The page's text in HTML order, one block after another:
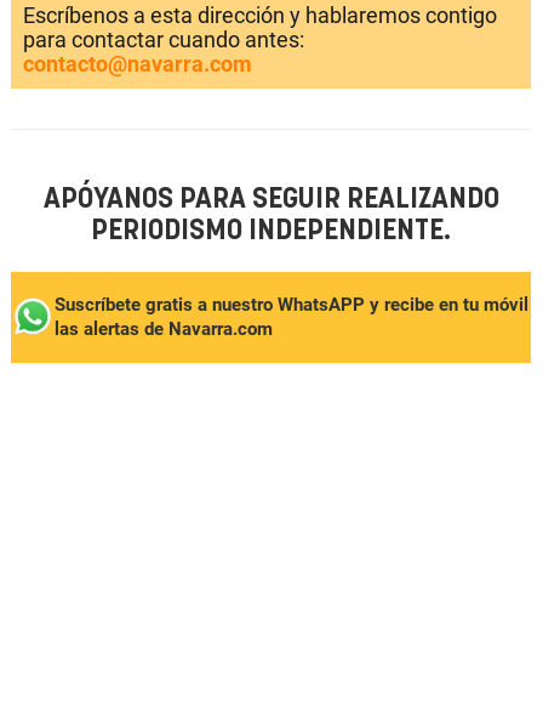
Escríbenos a esta dirección y hablaremos contigo
para contactar cuando antes:
contacto@navarra.com
APÓYANOS PARA SEGUIR REALIZANDO
PERIODISMO INDEPENDIENTE.
Suscríbete gratis a nuestro WhatsAPP y recibe en tu móvil
las alertas de Navarra.com